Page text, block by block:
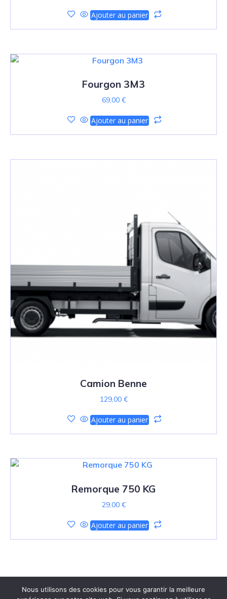
Ajouter au panier
Fourgon 3M3
69,00 €
Ajouter au panier
Camion Benne
129,00 €
Ajouter au panier
Remorque 750 KG
29,00 €
Ajouter au panier
Nous utilisons des cookies pour vous garantir la meilleure